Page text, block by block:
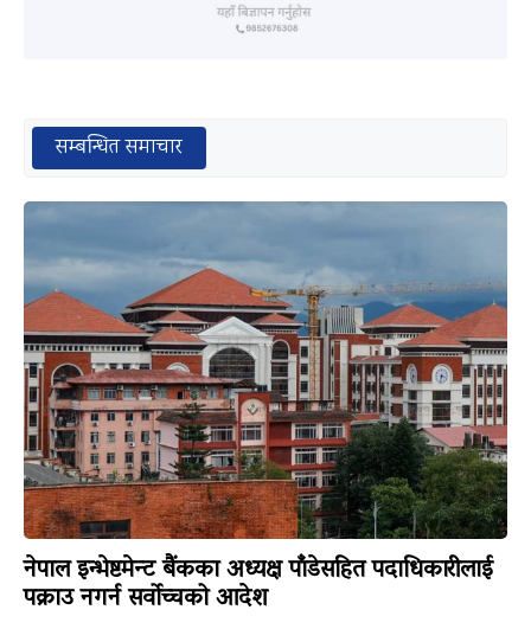
सम्बन्धित समाचार
नेपाल इन्भेष्टमेन्ट बैंकका अध्यक्ष पाँडेसहित पदाधिकारीलाई
पक्राउ नगर्न सर्वोच्चको आदेश